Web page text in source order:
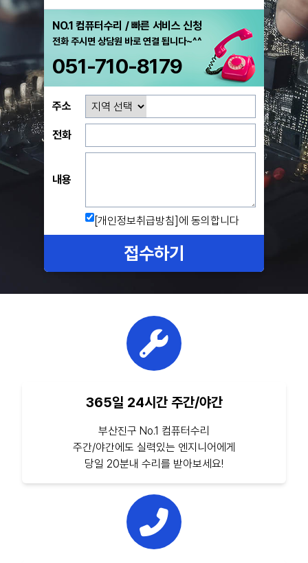
NO.1 컴퓨터수리 / 빠른 서비스 신청
전화 주시면 상담원 바로 연결 됩니다~^^
051-710-8179
주소
전화
내용
[개인정보취급방침] 에 동의합니다
접수하기
365일 24시간 주간/야간
부산진구 No.1 컴퓨터수리
주간/야간에도 실력있는 엔지니어에게
당일 20분내 수리를 받아보세요!